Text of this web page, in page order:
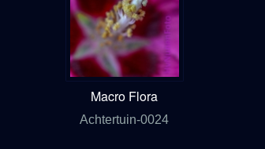
Macro Flora
Achtertuin-0024